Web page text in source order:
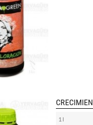
1 l